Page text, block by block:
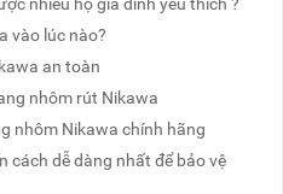
vào lúc nào?
an toàn
nhôm rút Nikawa
nhôm Nikawa chính hãng
cách dễ dàng nhất để bảo vệ